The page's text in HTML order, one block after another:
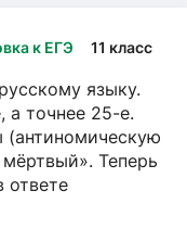
к ЕГЭ 11 класс
языку.
а точнее 25-е.
Теперь
ответе